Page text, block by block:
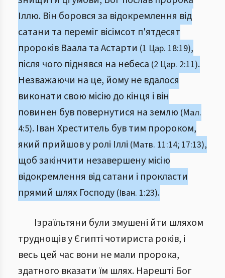
Іллю. Він боровся за відокремлення від
сатани та переміг вісімсот п'ятдесят
пророків Ваала та Астарти (1 Цар. 18:19),
після чого піднявся на небеса (2 Цар. 2:11).
Незважаючи на це, йому не вдалося
виконати свою місію до кінця і він
повинен був повернутися на землю (Мал.
4:5). Іван Хреститель був тим пророком,
який прийшов у ролі Іллі (Матв. 11:14; 17:13),
щоб закінчити незавершену місію
відокремлення від сатани і прокласти
прямий шлях Господу (Іван. 1:23).
Ізраїльтяни були змушені йти шляхом
труднощів у Єгипті чотириста років, і
весь цей час вони не мали пророка,
здатного вказати їм шлях. Нарешті Бог